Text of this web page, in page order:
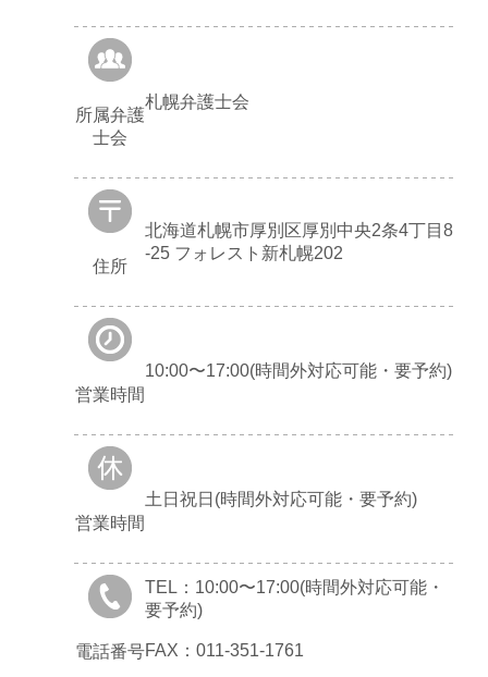
所属弁護
士会
札幌弁護士会
住所
北海道札幌市厚別区厚別中央2条4丁目8
-25 フォレスト新札幌202
営業時間
10:00〜17:00(時間外対応可能・要予約)
営業時間
土日祝日(時間外対応可能・要予約)
電話番号
TEL：10:00〜17:00(時間外対応可能・
要予約)
FAX：011-351-1761